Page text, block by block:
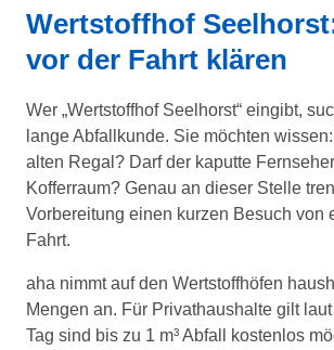
Wertstoffhof
vor der Fahrt klären
Wer „Wertstoffhof Seelhorst“ eingibt,
lange Abfallkunde. Sie möchten
alten Regal? Darf der kaputte
Kofferraum? Genau an dieser Stelle
Vorbereitung einen kurzen Besuch von
Fahrt.
aha nimmt auf den Wertstoffhöfen
Mengen an. Für Privathaushalte gilt
Tag sind bis zu 1 m³ Abfall kostenlos